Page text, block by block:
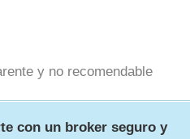
y no recomendable
con un broker seguro y